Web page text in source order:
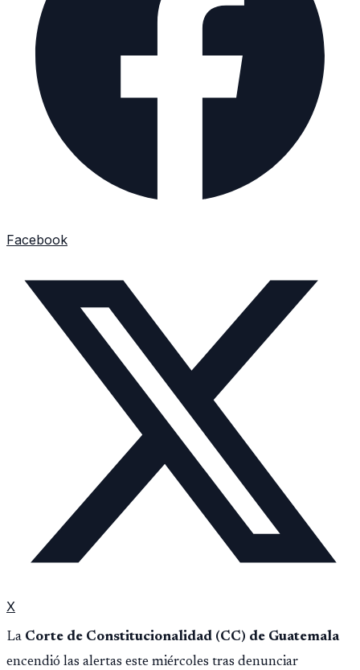
Facebook
X
La Corte de Constitucionalidad (CC) de Guatemala
encendió las alertas este miércoles tras denunciar